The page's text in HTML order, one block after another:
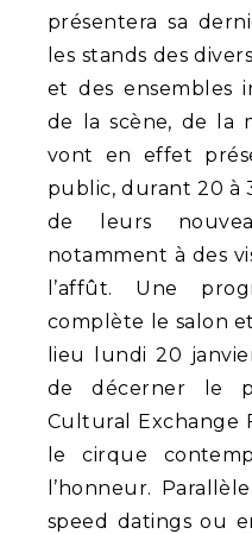
présentera sa
les stands des
et des ensembles
de la scène, de la
vont en effet
public, durant 20 à
de leurs
notamment à des
l’affût. Une
complète le salon et
lieu lundi 20
de décerner le
Cultural Exchange
le cirque
l’honneur.
speed datings ou